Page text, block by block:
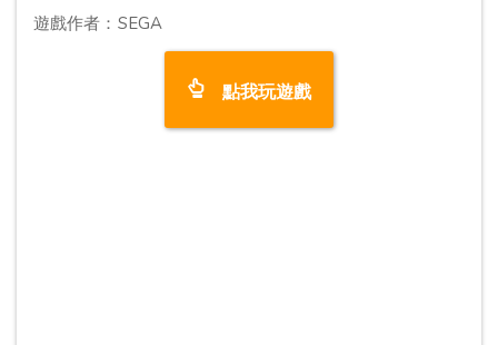
遊戲作者：SEGA
點我玩遊戲